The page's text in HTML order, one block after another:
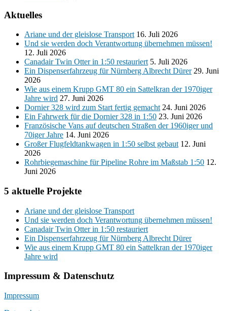
Aktuelles
Ariane und der gleislose Transport 16. Juli 2026
Und sie werden doch Verantwortung übernehmen müssen!
12. Juli 2026
Canadair Twin Otter in 1:50 restauriert 5. Juli 2026
Ein Dispenserfahrzeug für Nürnberg Albrecht Dürer 29. Juni
2026
Wie aus einem Krupp GMT 80 ein Sattelkran der 1970iger
Jahre wird 27. Juni 2026
Dornier 328 wird zum Start fertig gemacht 24. Juni 2026
Ein Fahrwerk für die Dornier 328 in 1:50 23. Juni 2026
Französische Vans auf deutschen Straßen der 1960iger und
70iger Jahre 14. Juni 2026
Großer Flugfeldtankwagen in 1:50 selbst gebaut 12. Juni
2026
Rohrbiegemaschine für Pipeline Rohre im Maßstab 1:50 12.
Juni 2026
5 aktuelle Projekte
Ariane und der gleislose Transport
Und sie werden doch Verantwortung übernehmen müssen!
Canadair Twin Otter in 1:50 restauriert
Ein Dispenserfahrzeug für Nürnberg Albrecht Dürer
Wie aus einem Krupp GMT 80 ein Sattelkran der 1970iger
Jahre wird
Impressum & Datenschutz
Impressum